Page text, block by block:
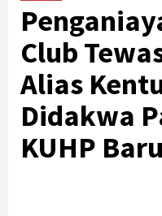
Club
Alias
Didakwa
KUHP Baru